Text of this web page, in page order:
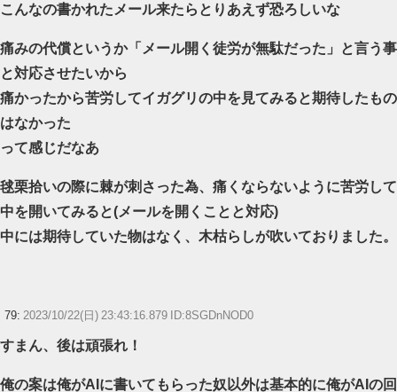
こんなの書かれたメール来たらとりあえず恐ろしいな
痛みの代償というか「メール開く徒労が無駄だった」と言う事
と対応させたいから
痛かったから苦労してイガグリの中を見てみると期待したもの
はなかった
って感じだなあ
毬栗拾いの際に棘が刺さった為、痛くならないように苦労して
中を開いてみると(メールを開くことと対応)
中には期待していた物はなく、木枯らしが吹いておりました。
79: 2023/10/22(日) 23:43:16.879 ID:8SGDnNOD0
すまん、後は頑張れ！
俺の案は俺がAIに書いてもらった奴以外は基本的に俺がAIの回